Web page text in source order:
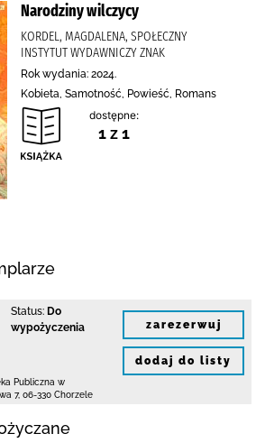
Narodziny wilczycy
KORDEL, MAGDALENA, SPOŁECZNY
INSTYTUT WYDAWNICZY ZNAK
Rok wydania: 2024.
Kobieta, Samotność, Powieść, Romans
dostępne:
1 z 1
Status: Do
wypożyczenia
Publiczna w
7, 06-330 Chorzele
zarezerwuj
dodaj do listy